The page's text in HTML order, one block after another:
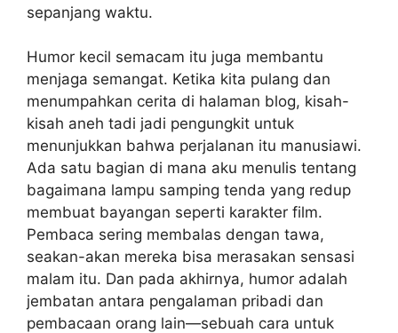
sepanjang waktu.
Humor kecil semacam itu juga membantu
menjaga semangat. Ketika kita pulang dan
menumpahkan cerita di halaman blog, kisah-
kisah aneh tadi jadi pengungkit untuk
menunjukkan bahwa perjalanan itu manusiawi.
Ada satu bagian di mana aku menulis tentang
bagaimana lampu samping tenda yang redup
membuat bayangan seperti karakter film.
Pembaca sering membalas dengan tawa,
seakan-akan mereka bisa merasakan sensasi
malam itu. Dan pada akhirnya, humor adalah
jembatan antara pengalaman pribadi dan
pembacaan orang lain—sebuah cara untuk